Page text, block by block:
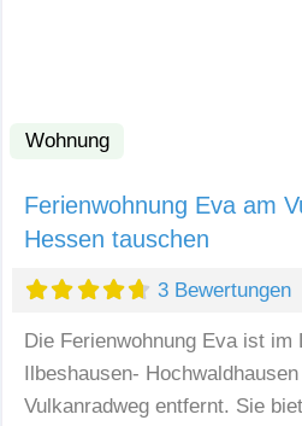
Wohnung
Ferienwohnung Eva am
Hessen tauschen
3 Bewertungen
Die Ferienwohnung Eva ist im
Ilbeshausen-
Vulkanradweg entfernt. Sie